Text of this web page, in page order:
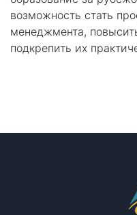
возможность стать
менеджмента,
подкрепить их